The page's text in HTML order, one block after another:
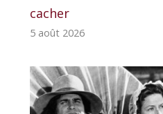
cacher
5 août 2026